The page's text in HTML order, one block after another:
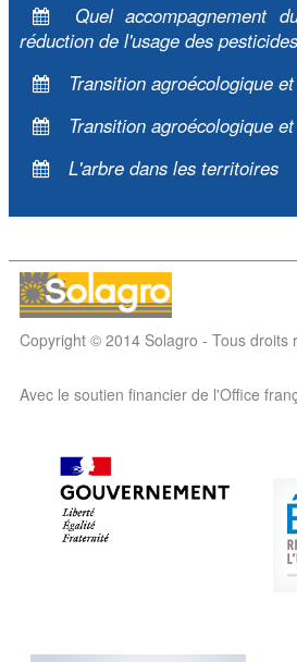
Quel accompagnement
réduction de l'usage des
Transition agroécologique
Transition agroécologique
L'arbre dans les territoires
Copyright © 2014 Solagro - Tous droits
Avec le soutien financier de l'Office